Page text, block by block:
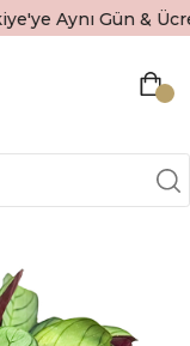
Aynı Gün &